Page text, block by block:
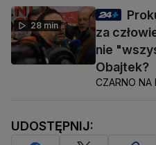
28 min
za
nie
Obajtek?
CZARNO NA
UDOSTĘPNIJ: